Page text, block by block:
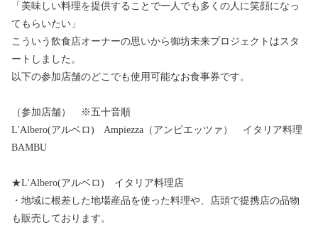
「美味しい料理を提供することで一人でも多くの人に笑顔になっ
てもらいたい」
こういう飲食店オーナーの思いから御坊未来プロジェクトはスタ
ートしました。
以下の参加店舗のどこでも使用可能なお食事券です。
（参加店舗） ※五十音順
L'Albero(アルベロ) Ampiezza（アンピエッツァ） イタリア料理
BAMBU
★L'Albero(アルベロ) イタリア料理店
・地域に根差した地場産品を使った料理や、店頭で提携店の品物
も販売しております。